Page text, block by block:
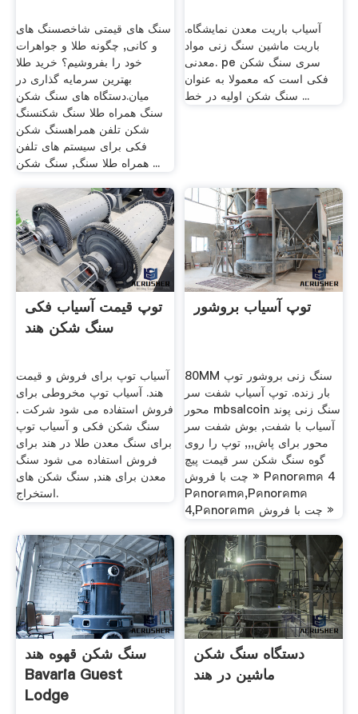
سنگ های قیمتی شاخصسنگ های
و کانی, چگونه طلا و جواهرات
خود را بفروشیم؟ خرید طلا
بهترین سرمایه گذاری در
میان.دستگاه های سنگ شکن
سنگ همراه طلا سنگ شکنسنگ
شکن تلفن همراهسنگ شکن
فکی برای سیستم های تلفن
همراه طلا سنگ, سنگ شکن ...
آسیاب باریت معدن نمایشگاه.
باریت ماشین سنگ زنی مواد
معدنی. pe سری سنگ شکن
فکی است که معمولا به عنوان
سنگ شکن اولیه در خط ...
توپ قیمت آسیاب فکی
سنگ شکن هند
آسیاب توپ برای فروش و قیمت
هند. آسیاب توپ مخروطی برای
فروش استفاده می شود شرکت .
سنگ شکن فکی و آسیاب توپ
برای سنگ معدن طلا در هند برای
فروش استفاده می شود سنگ
معدن برای هند, سنگ شکن های
استخراج.
توپ آسیاب بروشور
80MM سنگ زنی بروشور توپ
بار زنده. توپ آسیاب شفت سر
محور mbsalcoin سنگ زنی پوند
آسیاب با شفت, بوش شفت سر
محور برای پاش,,, توپ را روی
گوه سنگ شکن سر قیمت پیچ
چت با فروش » Pคnorคmค 4
Pคnorคmค,Pคnorคmค
4,Pคnorคmค چت با فروش »
سنگ شکن قهوه هند
Bavaria Guest
Lodge
دستگاه سنگ شکن
ماشین در هند